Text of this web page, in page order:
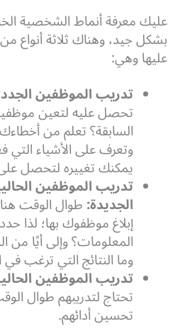
عليك معرفة أنماط الشخصية
بشكل جيد، وهناك ثلاثة أنواع
عليها وهي:
تدريب الموظفين
تحصل عليه لتعين
السابقة؟ تعلم من أخطاءك
وتعرف على الأشياء التي
يمكنك تغييره لتحصل
تدريب الموظفين
الجديدة:طوال الوقت
إبلاغ موظفوك بها؛ لذا
المعلومات؟ وإلى أيًا
وما النتائج التي ترغب
تدريب الموظفين
تحتاج لتدريبهم طوال
تحسين أدائهم.